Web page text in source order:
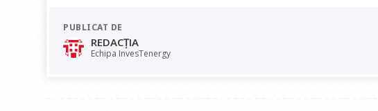
e
b
o
at
s
A dI
PUBLICAT DE
REDACȚIA
Echipa InvesTenergy